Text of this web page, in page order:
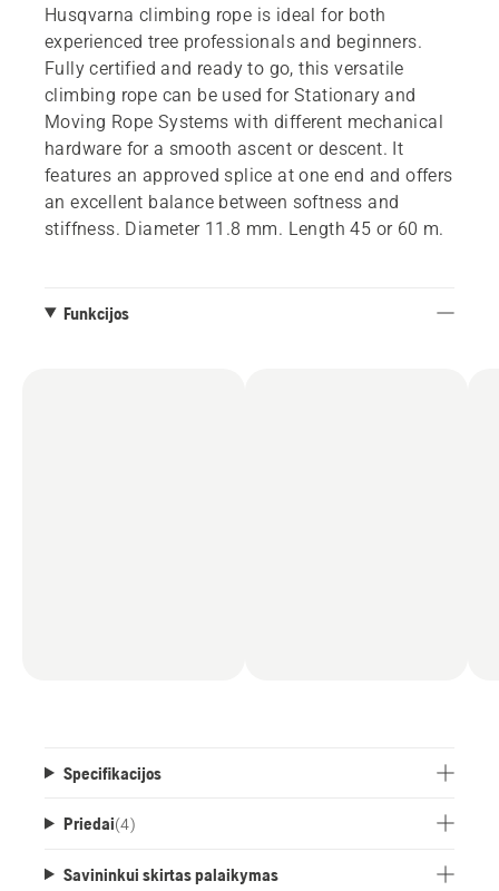
Husqvarna climbing rope is ideal for both
experienced tree professionals and beginners.
Fully certified and ready to go, this versatile
climbing rope can be used for Stationary and
Moving Rope Systems with different mechanical
hardware for a smooth ascent or descent. It
features an approved splice at one end and offers
an excellent balance between softness and
stiffness. Diameter 11.8 mm. Length 45 or 60 m.
Funkcijos
Specifikacijos
Priedai(4)
Savininkui skirtas palaikymas